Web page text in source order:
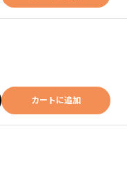
カートに追加